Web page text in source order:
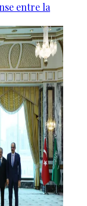
entre la